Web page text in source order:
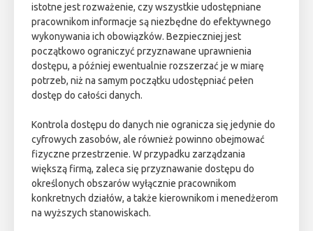
istotne jest rozważenie, czy wszystkie udostępniane
pracownikom informacje są niezbędne do efektywnego
wykonywania ich obowiązków. Bezpieczniej jest
początkowo ograniczyć przyznawane uprawnienia
dostępu, a później ewentualnie rozszerzać je w miarę
potrzeb, niż na samym początku udostępniać pełen
dostęp do całości danych.
Kontrola dostępu do danych nie ogranicza się jedynie do
cyfrowych zasobów, ale również powinno obejmować
fizyczne przestrzenie. W przypadku zarządzania
większą firmą, zaleca się przyznawanie dostępu do
określonych obszarów wyłącznie pracownikom
konkretnych działów, a także kierownikom i menedżerom
na wyższych stanowiskach.